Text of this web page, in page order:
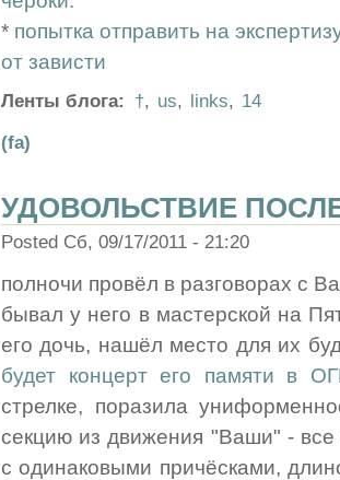
* попытка отправить на
от зависти
Ленты блога: †, us, links, 14
(fa)
УДОВОЛЬСТВИЕ
Posted Сб, 09/17/2011 - 21:20
полночи провёл в разговорах с
бывал у него в мастерской на
его дочь, нашёл место для их
будет концерт его памяти в
стрелке, поразила
секцию из движения "Ваши" - все
с одинаковыми причёсками,